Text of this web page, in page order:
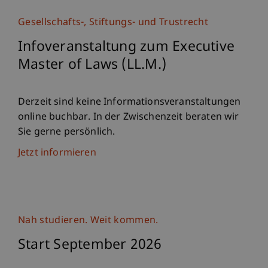
Gesellschafts-, Stiftungs- und Trustrecht
Infoveranstaltung zum Executive
Master of Laws (LL.M.)
Derzeit sind keine Informationsveranstaltungen
online buchbar. In der Zwischenzeit beraten wir
Sie gerne persönlich.
Jetzt informieren
Nah studieren. Weit kommen.
Start September 2026